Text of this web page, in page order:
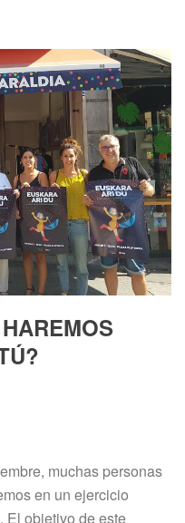
muchas personas
en un ejercicio
El objetivo de este